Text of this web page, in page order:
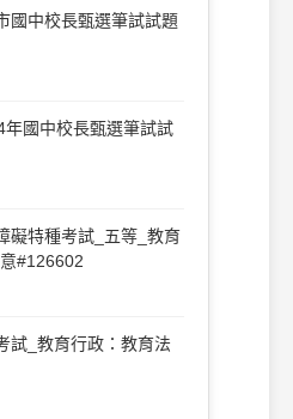
國中校長甄選筆試試題
國中校長甄選筆試試
礙特種考試_五等_教育
#126602
試_教育行政：教育法